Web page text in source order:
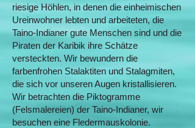
riesige Höhlen, in denen die einheimischen
Ureinwohner lebten und arbeiteten, die
Taino-Indianer gute Menschen sind und die
Piraten der Karibik ihre Schätze
versteckten. Wir bewundern die
farbenfrohen Stalaktiten und Stalagmiten,
die sich vor unseren Augen kristallisieren.
Wir betrachten die Piktogramme
(Felsmalereien) der Taino-Indianer, wir
besuchen eine Fledermauskolonie.